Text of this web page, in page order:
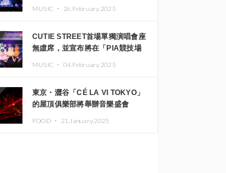
MUSIC ・ 26.February.2025
CUTIE STREET首場單獨演唱會座
無虛席，並宣布將在「PIA競技場
MUSIC ・ 04.February.2025
東京・澀谷「CÉ LA VI TOKYO」
的屋頂俱樂部將舉辦音樂盛會
FOOD ・ 21.January.2025